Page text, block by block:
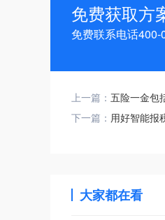
免费获取方
免费联系电话400-
上一篇： 五险一金包
下一篇： 用好智能报
大家都在看